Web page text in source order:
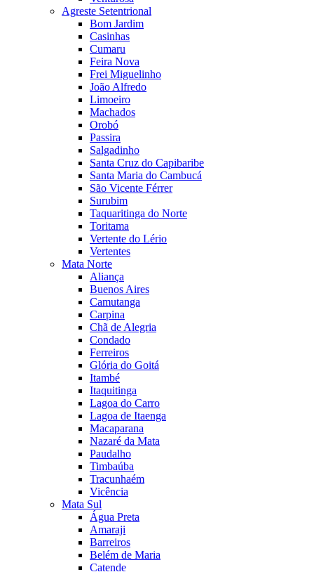
Agreste Setentrional
Bom Jardim
Casinhas
Cumaru
Feira Nova
Frei Miguelinho
João Alfredo
Limoeiro
Machados
Orobó
Passira
Salgadinho
Santa Cruz do Capibaribe
Santa Maria do Cambucá
São Vicente Férrer
Surubim
Taquaritinga do Norte
Toritama
Vertente do Lério
Vertentes
Mata Norte
Aliança
Buenos Aires
Camutanga
Carpina
Chã de Alegria
Condado
Ferreiros
Glória do Goitá
Itambé
Itaquitinga
Lagoa do Carro
Lagoa de Itaenga
Macaparana
Nazaré da Mata
Paudalho
Timbaúba
Tracunhaém
Vicência
Mata Sul
Água Preta
Amaraji
Barreiros
Belém de Maria
Catende